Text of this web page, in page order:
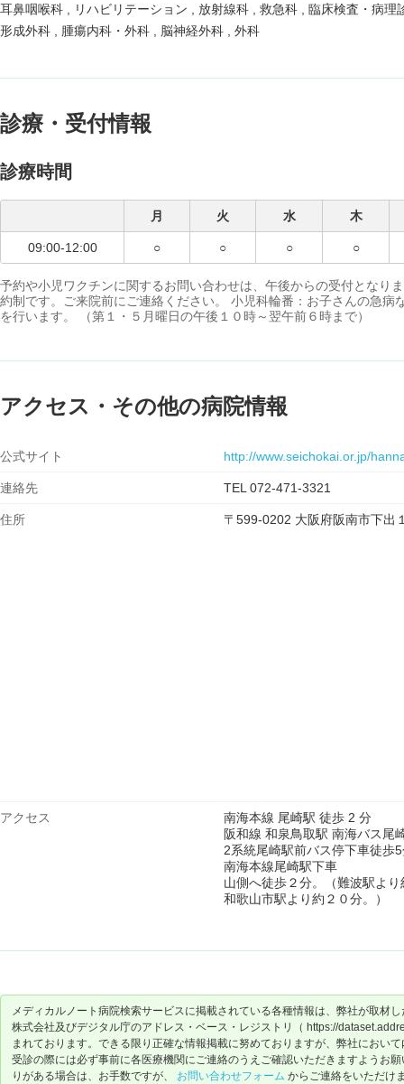
耳鼻咽喉科
リハビリテーション 放射線科 救急科
臨床検査・病理
形成外科
腫瘍内科・外科 脳神経外科 外科
診療・受付情報
診療時間
月 火 水 木
09:00-12:00 ○ ○ ○ ○
予約や小児ワクチンに関するお問い合わせは、午後からの受付となり
約制です。ご来院前にご連絡ください。 小児科輪番：お子さんの急病
を行います。 （第１・５月曜日の午後１０時～翌午前６時まで）
アクセス・その他の病院情報
公式サイト http://www.seichokai.or.jp/
連絡先 TEL 072-471-3321
住所 〒599-0202 大阪府阪南市下出
アクセス
南海本線 尾崎駅 徒歩 2 分
阪和線 和泉鳥取駅 南海バス尾
2系統尾崎駅前バス停下車徒歩
南海本線尾崎駅下車
山側へ徒歩２分。（難波駅より
和歌山市駅より約２０分。）
メディカルノート病院検索サービスに掲載されている各種情報は、弊社が取材
株式会社及びデジタル庁のアドレス・ベース・レジストリ（ https://
まれております。できる限り正確な情報掲載に努めておりますが、弊社におい
受診の際には必ず事前に各医療機関にご連絡のうえご確認いただきますようお
りがある場合は、お手数ですが、 お問い合わせフォーム からご連絡をいただけ